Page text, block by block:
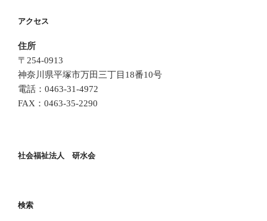
アクセス
住所
〒254-0913
神奈川県平塚市万田三丁目18番10号
電話：0463-31-4972
FAX：0463-35-2290
社会福祉法人 研水会
検索